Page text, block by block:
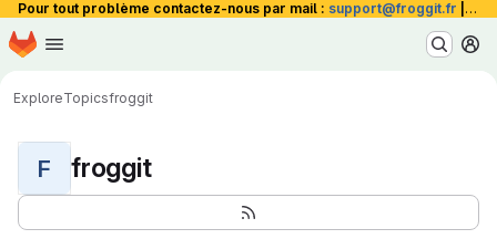
Pour tout problème contactez-nous par mail : support@froggit.fr La
Skip to main content
Homepage
ExploreTopicsfroggit
F froggit